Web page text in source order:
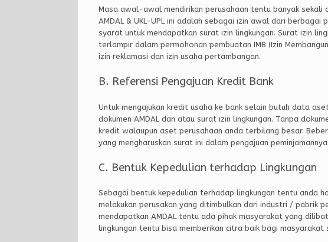
Masa awal-awal mendirikan perusahaan tentu banyak sekali
AMDAL & UKL-UPL ini adalah sebagai izin awal dari berbagai
syarat untuk mendapatkan surat izin lingkungan. Surat izin
terlampir dalam permohonan pembuatan IMB (Izin
izin reklamasi dan izin usaha pertambangan.
B. Referensi Pengajuan Kredit Bank
Untuk mengajukan kredit usaha ke bank selain butuh data
dokumen AMDAL dan atau surat izin lingkungan. Tanpa
kredit walaupun aset perusahaan anda terbilang besar.
yang mengharuskan surat ini dalam pengajuan peminjamannya.
C. Bentuk Kepedulian terhadap Lingkungan
Sebagai bentuk kepedulian terhadap lingkungan tentu anda
melakukan perusakan yang ditimbulkan dari industri / pabrik
mendapatkan AMDAL tentu ada pihak masyarakat yang
lingkungan tentu bisa memberikan citra baik bagi